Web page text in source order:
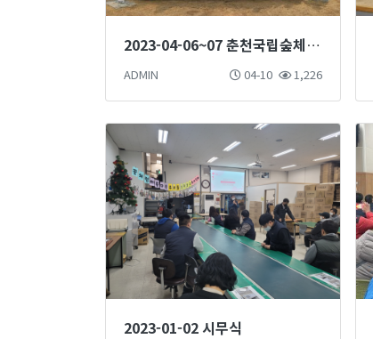
2023-04-06~07 춘천국립숲체원 현장학습
ADMIN 04-10 1,226
2023-01-02 시무식